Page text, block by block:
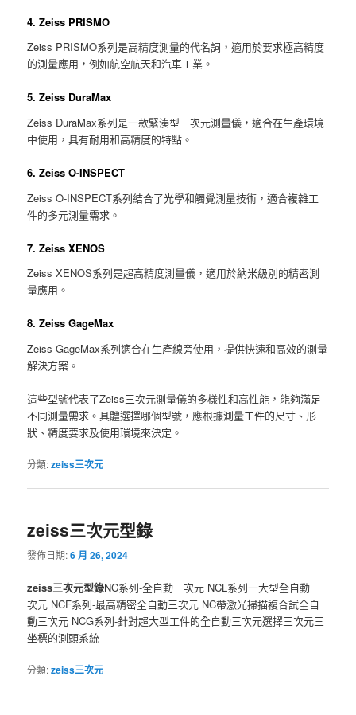
4. Zeiss PRISMO
Zeiss PRISMO系列是高精度測量的代名詞，適用於要求極高精度
的測量應用，例如航空航天和汽車工業。
5. Zeiss DuraMax
Zeiss DuraMax系列是一款緊湊型三次元測量儀，適合在生產環境
中使用，具有耐用和高精度的特點。
6. Zeiss O-INSPECT
Zeiss O-INSPECT系列結合了光學和觸覺測量技術，適合複雜工
件的多元測量需求。
7. Zeiss XENOS
Zeiss XENOS系列是超高精度測量儀，適用於納米級別的精密測
量應用。
8. Zeiss GageMax
Zeiss GageMax系列適合在生產線旁使用，提供快速和高效的測量
解決方案。
這些型號代表了Zeiss三次元測量儀的多樣性和高性能，能夠滿足
不同測量需求。具體選擇哪個型號，應根據測量工件的尺寸、形
狀、精度要求及使用環境來決定。
分類:zeiss三次元
zeiss三次元型錄
發佈日期:6 月 26, 2024
zeiss三次元型錄NC系列-全自動三次元 NCL系列一大型全自動三
次元 NCF系列-最高精密全自動三次元 NC帶激光掃描複合試全自
動三次元 NCG系列-針對超大型工件的全自動三次元選擇三次元三
坐標的測頭系統
分類:zeiss三次元